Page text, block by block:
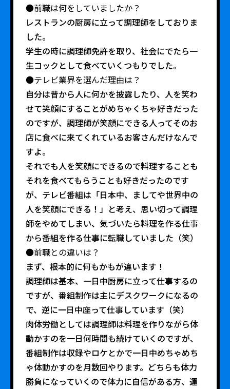
●前職は何をしていましたか？
レストランの厨房に立って調理師をしておりま
した。
学生の時に調理師免許を取り、社会にでたら一
生コックとして食べていくつもりでした。
●テレビ業界を選んだ理由は？
自分は昔から人に何かを披露したり、人を笑わ
せて笑顔にすることがめちゃくちゃ好きだった
のですが、調理師が笑顔にできる人ってそのお
店に食べに来てくれているお客さんだけなんで
すよ。
それでも人を笑顔にできるので料理することも
それを食べてもらうことも好きだったのです
が、テレビ番組は「日本中、ましてや世界中の
人を笑顔にできる！」と考え、思い切って調理
師をやめてしまい、気づいたら料理を作る仕事
から番組を作る仕事に転職していました（笑）
●前職との違いは？
まず、根本的に何もかもが違います！
調理師は基本、一日中厨房に立って仕事するの
ですが、番組制作は主にデスクワークになるの
で、逆に一日中座って仕事しています（笑）
肉体労働としては調理師は料理を作りながら体
動かすのを一日何時間も続けていくのですが、
番組制作は収録やロケとかで一日中めちゃめち
ゃ体動かすのを月数回やります。どちらも体力
勝負になっていくので体力に自信がある方、運